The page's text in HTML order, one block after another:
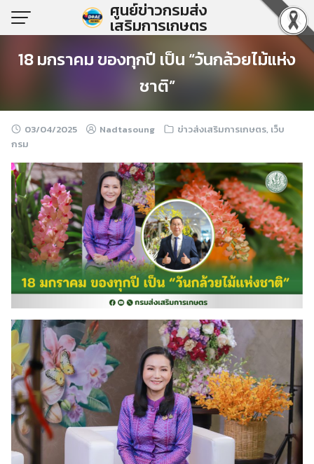
Skip
ศูนย์ข่าวกรมส่ง
เสริมการเกษตร
18 มกราคม ของทุกปี เป็น “วันกล้วยไม้แห่ง
ชาติ”
03/04/2025 Nadtasoung ข่าวส่งเสริมการเกษตร, เว็บ
กรม